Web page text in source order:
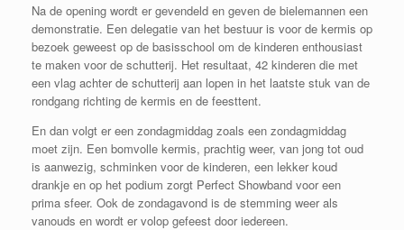
Na de opening wordt er gevendeld en geven de bielemannen een
demonstratie. Een delegatie van het bestuur is voor de kermis op
bezoek geweest op de basisschool om de kinderen enthousiast
te maken voor de schutterij. Het resultaat, 42 kinderen die met
een vlag achter de schutterij aan lopen in het laatste stuk van de
rondgang richting de kermis en de feesttent.
En dan volgt er een zondagmiddag zoals een zondagmiddag
moet zijn. Een bomvolle kermis, prachtig weer, van jong tot oud
is aanwezig, schminken voor de kinderen, een lekker koud
drankje en op het podium zorgt Perfect Showband voor een
prima sfeer. Ook de zondagavond is de stemming weer als
vanouds en wordt er volop gefeest door iedereen.